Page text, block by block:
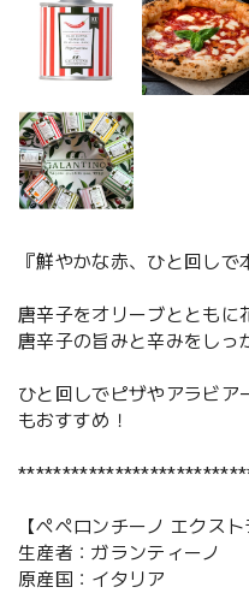
『鮮やかな赤、ひと回しで
唐辛子をオリーブとともに
唐辛子の旨みと辛みをしっ
ひと回しでピザやアラビア
もおすすめ！
【ペペロンチーノ エクス
生産者：ガランティーノ
原産国：イタリア